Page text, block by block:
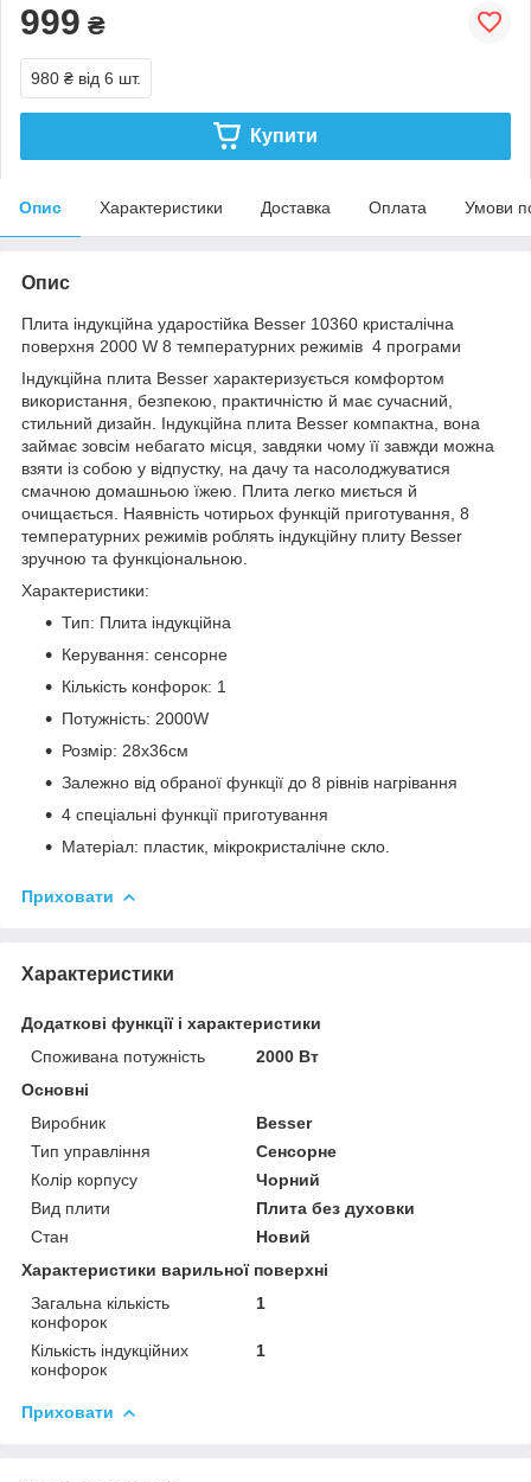
999 ₴
980 ₴ від 6 шт.
Купити
Опис Характеристики Доставка Оплата Умови
Опис
Плита індукційна ударостійка Besser 10360 кристалічна
поверхня 2000 W 8 температурних режимів 4 програми
Індукційна плита Besser характеризується комфортом
використання, безпекою, практичністю й має сучасний,
стильний дизайн. Індукційна плита Besser компактна, вона
займає зовсім небагато місця, завдяки чому її завжди можна
взяти із собою у відпустку, на дачу та насолоджуватися
смачною домашньою їжею. Плита легко миється й
очищається. Наявність чотирьох функцій приготування, 8
температурних режимів роблять індукційну плиту Besser
зручною та функціональною.
Характеристики:
Тип: Плита індукційна
Керування: сенсорне
Кількість конфорок: 1
Потужність: 2000W
Розмір: 28x36см
Залежно від обраної функції до 8 рівнів нагрівання
4 спеціальні функції приготування
Матеріал: пластик, мікрокристалічне скло.
Приховати
Характеристики
Додаткові функції і характеристики
Споживана потужність
2000 Вт
Основні
Виробник
Besser
Тип управління
Сенсорне
Колір корпусу
Чорний
Вид плити
Плита без духовки
Стан
Новий
Характеристики варильної поверхні
Загальна кількість
конфорок
1
Кількість індукційних
конфорок
1
Приховати